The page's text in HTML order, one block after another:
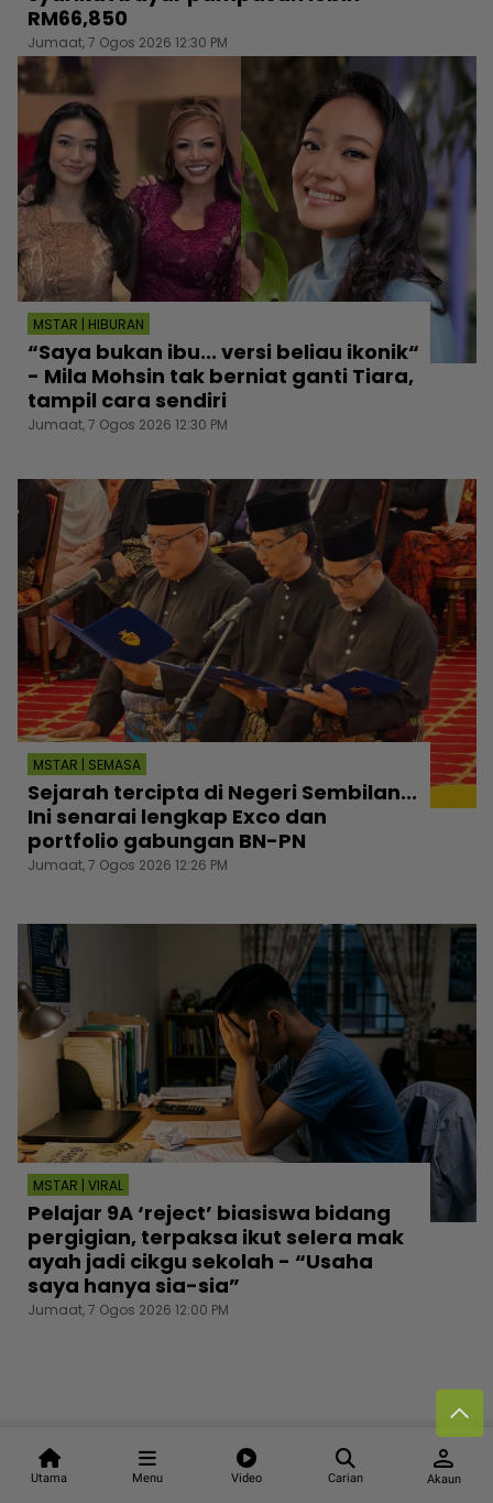
Utama Menu Video Carian
person
Akaun
RM66,850
Jumaat, 7 Ogos 2026 12:30 PM
MSTAR | HIBURAN
“Saya bukan ibu... versi beliau ikonik“
- Mila Mohsin tak berniat ganti Tiara,
tampil cara sendiri
Jumaat, 7 Ogos 2026 12:30 PM
MSTAR | SEMASA
Sejarah tercipta di Negeri Sembilan...
Ini senarai lengkap Exco dan
portfolio gabungan BN-PN
Jumaat, 7 Ogos 2026 12:26 PM
MSTAR | VIRAL
Pelajar 9A ‘reject’ biasiswa bidang
pergigian, terpaksa ikut selera mak
ayah jadi cikgu sekolah - “Usaha
saya hanya sia-sia”
Jumaat, 7 Ogos 2026 12:00 PM
Follow media sosial kami